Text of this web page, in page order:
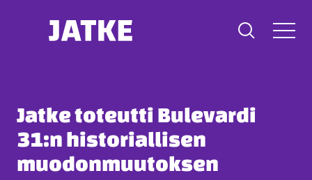
Jatke toteutti Bulevardi
31:n historiallisen
muodonmuutoksen